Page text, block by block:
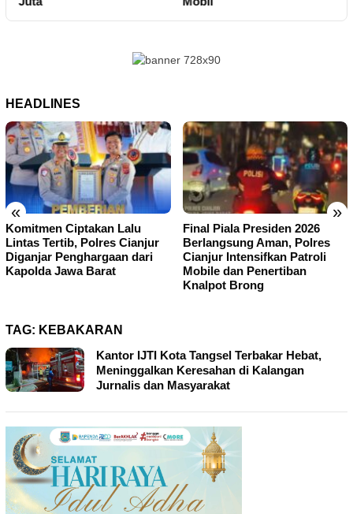
HEADLINES
« »
Komitmen Ciptakan Lalu
Lintas Tertib, Polres Cianjur
Diganjar Penghargaan dari
Kapolda Jawa Barat
Final Piala Presiden 2026
Berlangsung Aman, Polres
Cianjur Intensifkan Patroli
Mobile dan Penertiban
Knalpot Brong
TAG: KEBAKARAN
Kantor IJTI Kota Tangsel Terbakar Hebat,
Meninggalkan Keresahan di Kalangan
Jurnalis dan Masyarakat